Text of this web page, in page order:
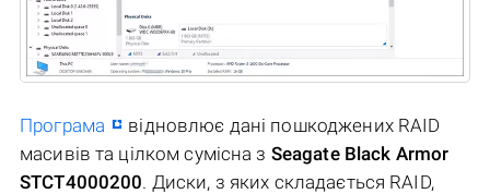
Програма
відновлює дані пошкоджених RAID
масивів та цілком сумісна з Seagate Black Armor
STCT4000200. Диски, з яких складається RAID,